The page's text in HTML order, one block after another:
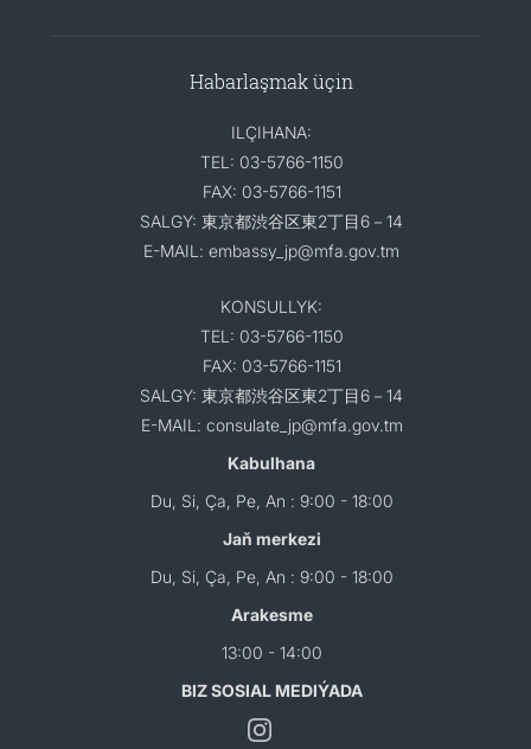
Habarlaşmak üçin
ILÇIHANA:
TEL: 03-5766-1150
FAX: 03-5766-1151
SALGY: 東京都渋谷区東2丁目6－14
E-MAIL: embassy_jp@mfa.gov.tm
KONSULLYK:
TEL: 03-5766-1150
FAX: 03-5766-1151
SALGY: 東京都渋谷区東2丁目6－14
E-MAIL: consulate_jp@mfa.gov.tm
Kabulhana
Du, Si, Ça, Pe, An : 9:00 - 18:00
Jaň merkezi
Du, Si, Ça, Pe, An : 9:00 - 18:00
Arakesme
13:00 - 14:00
BIZ SOSIAL MEDIÝADA